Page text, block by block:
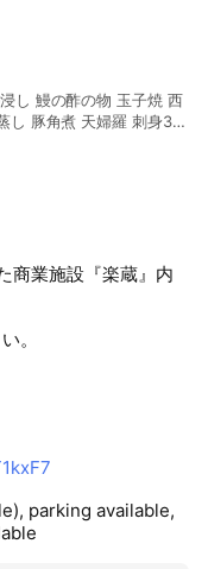
し 鰻の酢の物 玉子焼 西
し 豚角煮 天婦羅 刺身3点
商業施設『楽蔵』内
。
parking available,